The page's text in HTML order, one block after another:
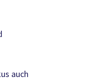
auch